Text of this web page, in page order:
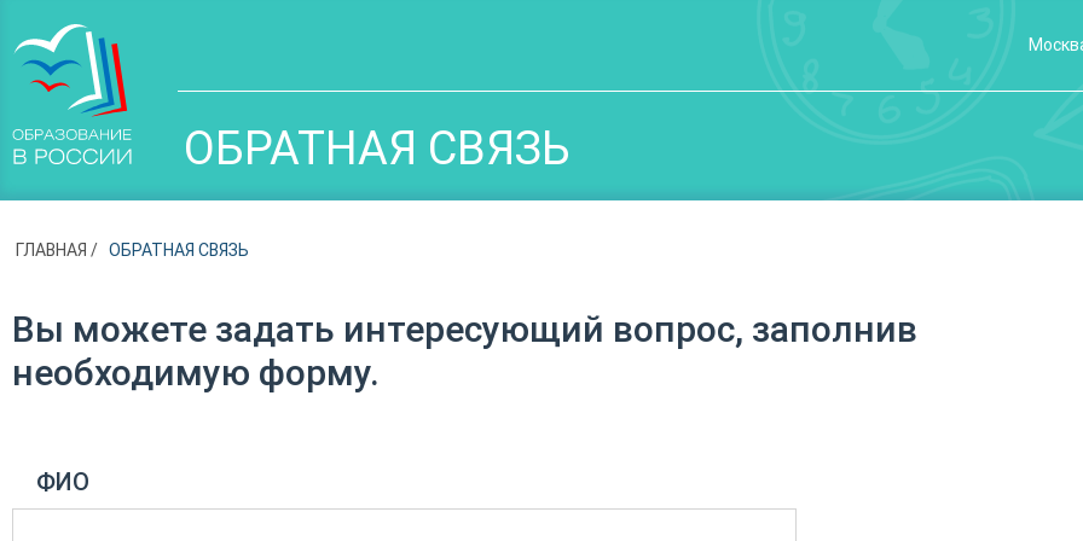
ОБРАТНАЯ СВЯЗЬ
ГЛАВНАЯ ОБРАТНАЯ СВЯЗЬ
Вы можете задать интересующий вопрос, заполнив
необходимую форму.
ФИО